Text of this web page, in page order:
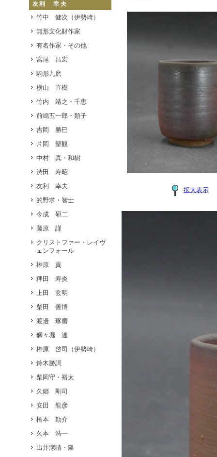
友利 幸夫
竹中 健次（伊勢崎）
無形文化財作家
有名作家・その他
宮尾 昌宏
駒形九磨
横山 直樹
竹内 靖之・千恵
前嶋五一郎・類子
吉岡 勝巳
片岡 聖観
中村 真・和樹
渋田 寿昭
友利 幸夫
的野求・智士
今成 研二
藤原 謹
クリストファー・レイヴ
ェンフォール
榊原 貢
稗田 寿炎
上田 玄明
柴田 善博
渡邊 琢磨
獅々堀 達
榊原 啓司（伊勢崎）
鈴木勝詞
柴岡守・裕太
久郷 剛司
安田 龍彦
橋本 勘介
久本 浩一
出井潔晴・隆
拡大表示